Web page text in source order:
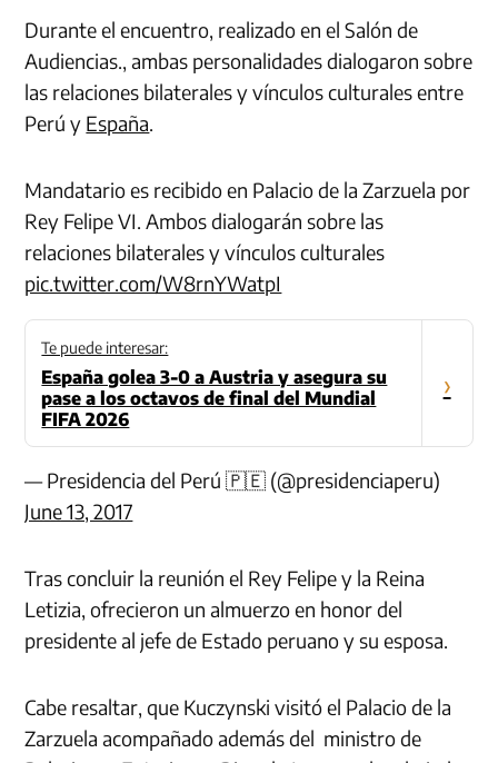
Durante el encuentro, realizado en el Salón de
Audiencias., ambas personalidades dialogaron sobre
las relaciones bilaterales y vínculos culturales entre
Perú y España.
Mandatario es recibido en Palacio de la Zarzuela por
Rey Felipe VI. Ambos dialogarán sobre las
relaciones bilaterales y vínculos culturales
pic.twitter.com/W8rnYWatpI
Te puede interesar:
España golea 3-0 a Austria y asegura su
pase a los octavos de final del Mundial
FIFA 2026
›
— Presidencia del Perú 🇵🇪 (@presidenciaperu)
June 13, 2017
Tras concluir la reunión el Rey Felipe y la Reina
Letizia, ofrecieron un almuerzo en honor del
presidente al jefe de Estado peruano y su esposa.
Cabe resaltar, que Kuczynski visitó el Palacio de la
Zarzuela acompañado además del ministro de